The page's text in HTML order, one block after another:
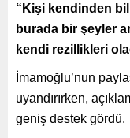
“Kişi kendinden
burada bir şeyler
kendi rezillikleri
İmamoğlu’nun
uyandırırken,
geniş destek gördü.